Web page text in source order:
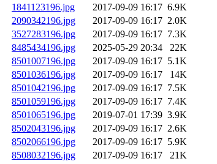
1841123196.jpg
2017-09-09 16:17 6.9K
2090342196.jpg
2017-09-09 16:17 2.0K
3527283196.jpg
2017-09-09 16:17 7.3K
8485434196.jpg
2025-05-29 20:34
22K
8501007196.jpg
2017-09-09 16:17 5.1K
8501036196.jpg
2017-09-09 16:17
14K
8501042196.jpg
2017-09-09 16:17 7.5K
8501059196.jpg
2017-09-09 16:17 7.4K
8501065196.jpg
2019-07-01 17:39 3.9K
8502043196.jpg
2017-09-09 16:17 2.6K
8502066196.jpg
2017-09-09 16:17 5.9K
8508032196.jpg
2017-09-09 16:17
21K